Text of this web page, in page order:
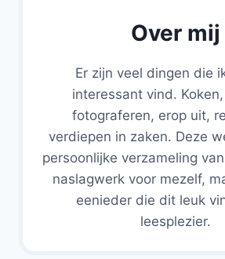
Over mij
Er zijn veel dingen die
interessant vind.
fotograferen, erop uit,
verdiepen in zaken. Deze
persoonlijke verzameling
naslagwerk voor mezelf,
eenieder die dit leuk
leesplezier.